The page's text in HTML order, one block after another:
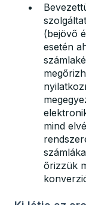
(bejövő
esetén
mind
őrizzük